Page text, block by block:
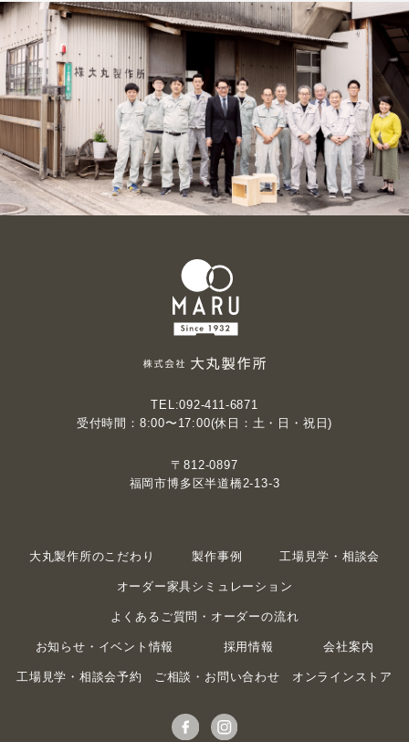
TEL:092-411-6871
受付時間：8:00〜17:00(休日：土・日・祝日)
〒812-0897
福岡市博多区半道橋2-13-3
大丸製作所のこだわり 製作事例 工場見学・相談会
オーダー家具シミュレーション
よくあるご質問・オーダーの流れ
お知らせ・イベント情報 採用情報 会社案内
工場見学・相談会予約 ご相談・お問い合わせ オンラインストア